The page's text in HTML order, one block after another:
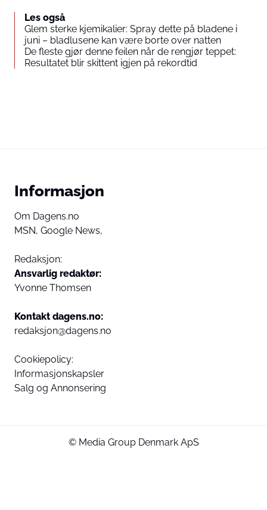
Les også
Glem sterke kjemikalier: Spray dette på bladene i
juni – bladlusene kan være borte over natten
De fleste gjør denne feilen når de rengjør teppet:
Resultatet blir skittent igjen på rekordtid
Informasjon
Om Dagens.no
MSN, Google News,
Redaksjon:
Ansvarlig redaktør:
Yvonne Thomsen
Kontakt dagens.no:
redaksjon@dagens.no
Cookiepolicy:
Informasjonskapsler
Salg og Annonsering
© Media Group Denmark ApS